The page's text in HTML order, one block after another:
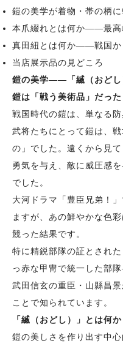
鎧の美学が着物・帯の柄
本爪綴れとは何か——最高
真田紐とは何か——戦国か
当店展示品の見どころ
鎧の美学——「縅（おどし
鎧は「戦う美術品」だった
戦国時代の鎧は、単なる
武将たちにとって鎧は、
の」でした。遠くから見
勇気を与え、敵に威圧感
でした。
大河ドラマ「豊臣兄弟！
ますが、あの鮮やかな色
競った結果です。
特に精鋭部隊の証とされ
っ赤な甲冑で統一した部
武田信玄の重臣・山縣昌
ことで知られています。
「縅（おどし）」とは何か
鎧の美しさを作り出す中